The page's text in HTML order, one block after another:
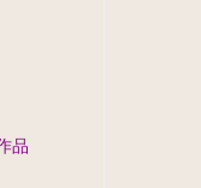
品